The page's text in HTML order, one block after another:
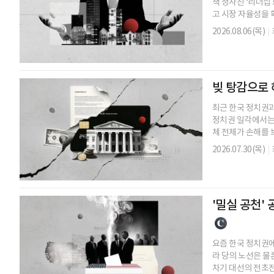
고 시장 자율성을
2026.08.06(목)
빚 탕감으
최근 한국 정치권
정치권 일각에서
체 전체가 손해를
2026.07.30(목)
'밀실 공천'
요즘 한국 정치권
라 당의 노선은
차기 대선의 전초